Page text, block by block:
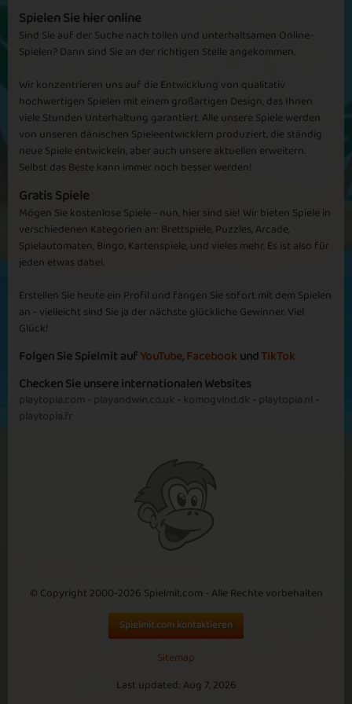
Spielen Sie hier online
Sind Sie auf der Suche nach tollen und unterhaltsamen Online-
Spielen? Dann sind Sie an der richtigen Stelle angekommen.
Wir konzentrieren uns auf die Entwicklung von qualitativ
hochwertigen Spielen mit einem großartigen Design, das Ihnen
viele Stunden Unterhaltung garantiert. Alle unsere Spiele werden
von unseren dänischen Spieleentwicklern produziert, die ständig
neue Spiele entwickeln, aber auch unsere aktuellen erweitern.
Selbst das Beste kann immer noch besser werden!
Gratis Spiele
Mögen Sie kostenlose Spiele - nun, hier sind sie! Wir bieten Spiele in
verschiedenen Kategorien an: Brettspiele, Puzzles, Arcade,
Spielautomaten, Bingo, Kartenspiele, und vieles mehr. Es ist also für
jeden etwas dabei.
Erstellen Sie heute ein Profil und fangen Sie sofort mit dem Spielen
an - vielleicht sind Sie ja der nächste glückliche Gewinner. Viel
Glück!
Folgen Sie Spielmit aufYouTube,Facebook undTikTok
Checken Sie unsere internationalen Websites
© Copyright 2000-2026 Spielmit.com - Alle Rechte vorbehalten
Spielmit.com kontaktieren
Sitemap
Last updated: Aug 7, 2026